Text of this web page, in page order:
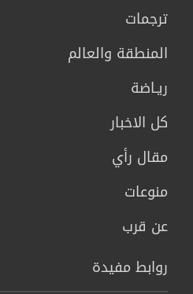
ترجمات
المنطقة والعالم
ريـاضة
كل الاخبار
مقال رأي
منوعات
عن قرب
روابط مفيدة